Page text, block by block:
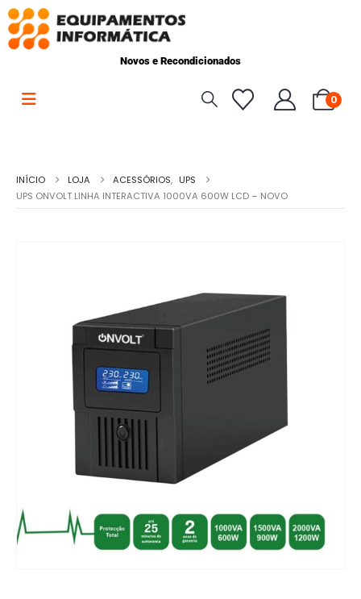
Novos e Recondicionados
0
INÍCIO LOJA ACESSÓRIOS, UPS
UPS ONVOLT LINHA INTERACTIVA 1000VA 600W LCD – NOVO